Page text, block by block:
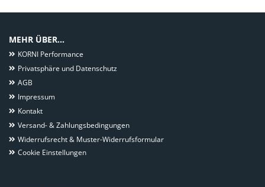
MEHR ÜBER...
KORNI Performance
Privatsphäre und Datenschutz
AGB
Impressum
Kontakt
Versand- & Zahlungsbedingungen
Widerrufsrecht & Muster-Widerrufsformular
Cookie Einstellungen